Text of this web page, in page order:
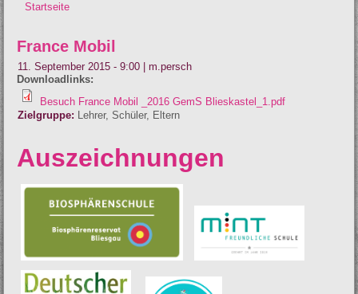
Startseite
France Mobil
11. September 2015 - 9:00 |m.persch
Downloadlinks:
Besuch France Mobil _2016 GemS Blieskastel_1.pdf
Zielgruppe: Lehrer Schüler Eltern
Auszeichnungen